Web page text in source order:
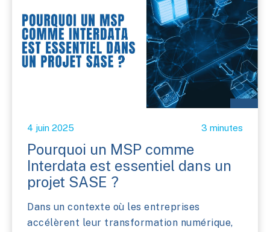
4 juin 2025 3 minutes
Pourquoi un MSP comme
Interdata est essentiel dans un
projet SASE ?
Dans un contexte où les entreprises
accélèrent leur transformation numérique,